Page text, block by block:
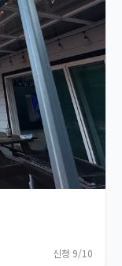
신청 9/10